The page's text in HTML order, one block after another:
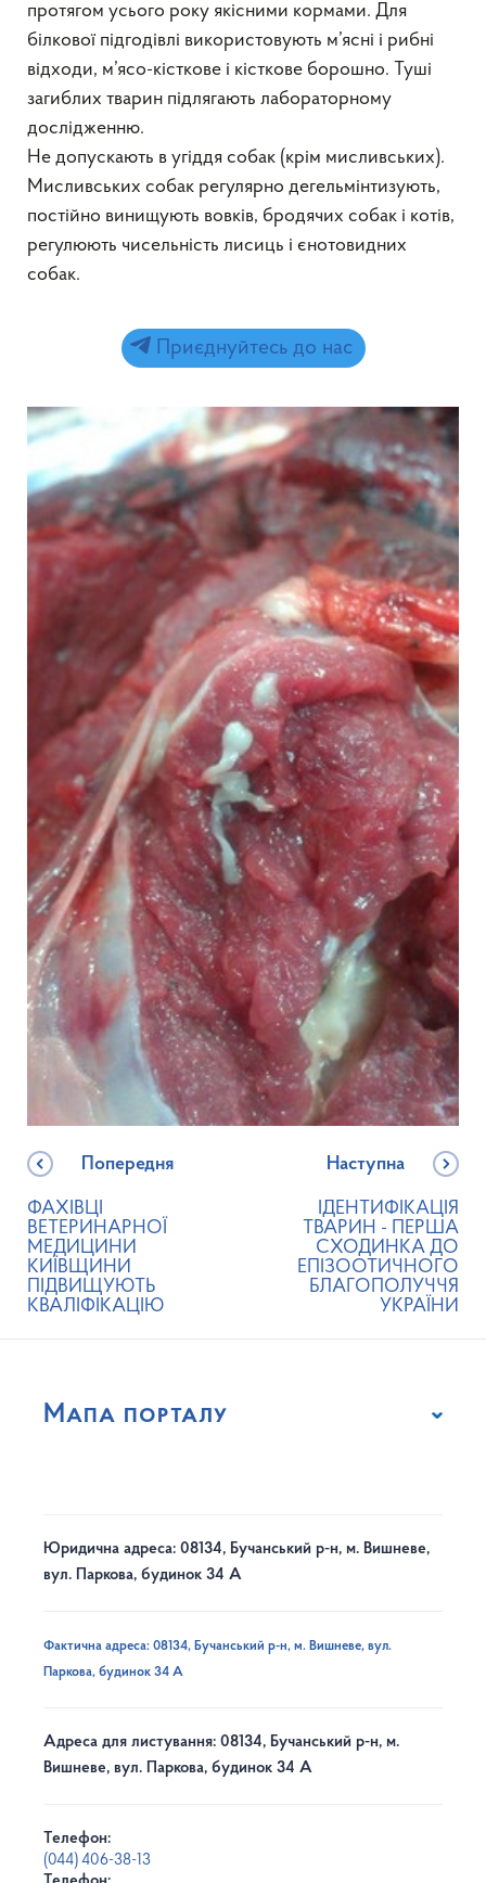
протягом усього року якісними кормами. Для
білкової підгодівлі використовують м’ясні і рибні
відходи, м’ясо-кісткове і кісткове борошно. Туші
загиблих тварин підлягають лабораторному
дослідженню.
Не допускають в угіддя собак (крім мисливських).
Мисливських собак регулярно дегельмінтизують,
постійно винищують вовків, бродячих собак і котів,
регулюють чисельність лисиць і єнотовидних
собак.
Приєднуйтесь до нас
Попередня
ФАХІВЦІ
ВЕТЕРИНАРНОЇ
МЕДИЦИНИ
КИЇВЩИНИ
ПІДВИЩУЮТЬ
КВАЛІФІКАЦІЮ
Наступна
ІДЕНТИФІКАЦІЯ
ТВАРИН - ПЕРША
СХОДИНКА ДО
ЕПІЗООТИЧНОГО
БЛАГОПОЛУЧЧЯ
УКРАЇНИ
Мапа порталу
Юридична адреса: 08134, Бучанський р-н, м. Вишневе,
вул. Паркова, будинок 34 А
Фактична адреса: 08134, Бучанський р-н, м. Вишневе, вул.
Паркова, будинок 34 А
Адреса для листування: 08134, Бучанський р-н, м.
Вишневе, вул. Паркова, будинок 34 А
Телефон:
(044) 406-38-13